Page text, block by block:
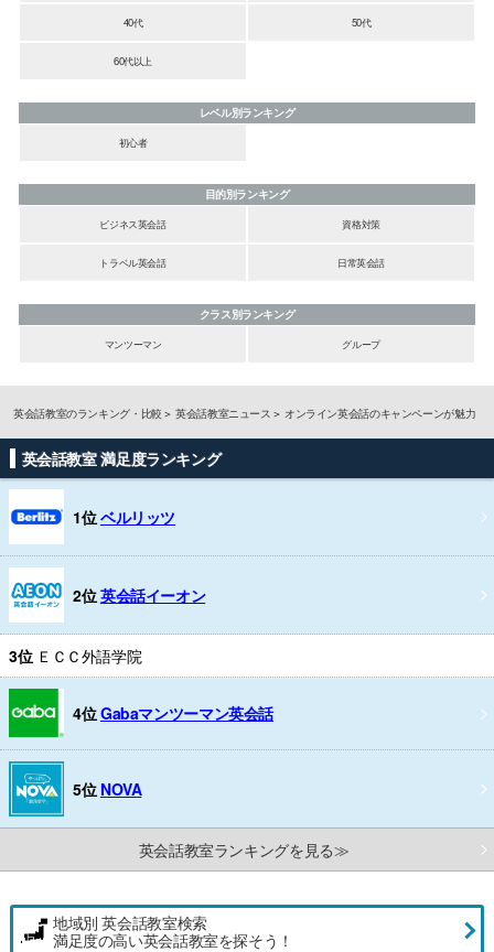
40代 50代
60代以上
レベル別ランキング
初心者
目的別ランキング
ビジネス英会話
資格対策
トラベル英会話 日常英会話
クラス別ランキング
マンツーマン
グループ
英会話教室のランキング・比較 英会話教室ニュース オンライン英会話のキャンペーンが魅力
英会話教室 満足度ランキング
1位ベルリッツ
2位英会話イーオン
3位 ＥＣＣ外語学院
4位Gabaマンツーマン英会話
5位 NOVA
英会話教室ランキングを見る≫
地域別 英会話教室検索
満足度の高い英会話教室を探そう！